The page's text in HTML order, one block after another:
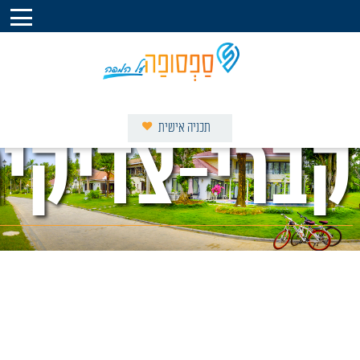
תכניה אישית
דף הבית – ספסופה על המפה
וילות נופש בספסופה
צימרים בספסופה
מסעדות ואוכל מוכן
קברי-